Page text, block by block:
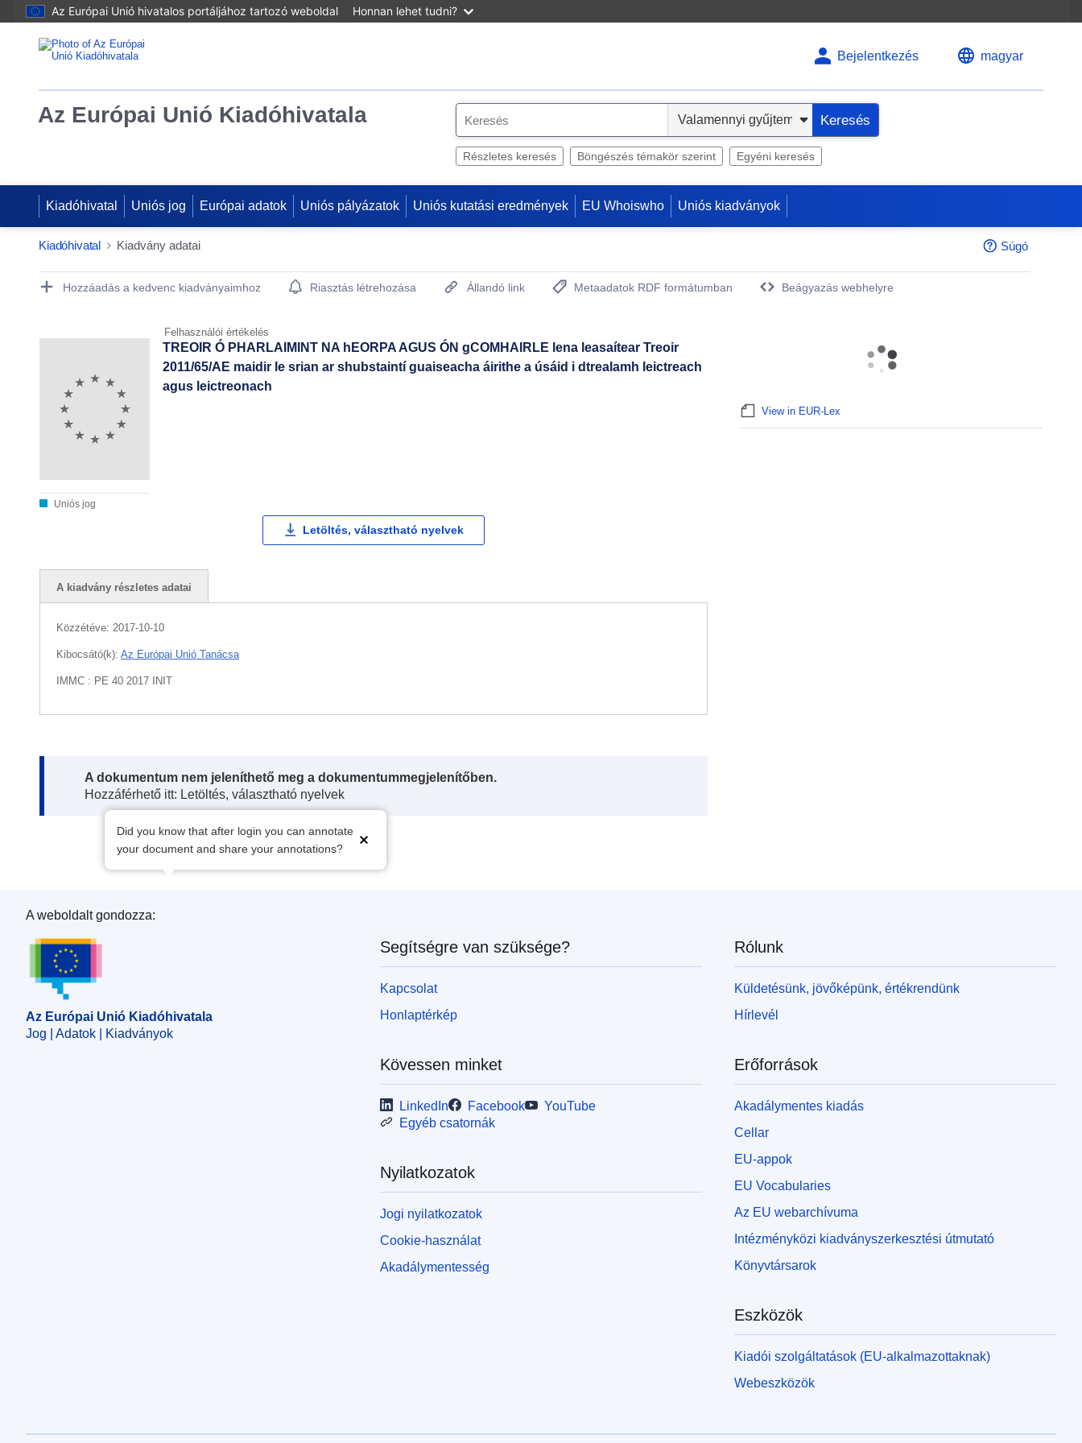
Az Európai Unió hivatalos portáljához tartozó weboldal Honnan lehet tudni?
Bejelentkezés magyar
Az Európai Unió Kiadóhivatala
e
Keresés
Részletes keresés Böngészés témakör szerint Egyéni keresés
Kiadóhivatal Uniós jog Európai adatok Uniós pályázatok Uniós kutatási eredmények EU Whoiswho Uniós kiadványok
Kiadóhivatal Kiadvány adatai Súgó
Publication Detail Actions Portlet
Hozzáadás a kedvenc kiadványaimhoz Riasztás létrehozása Állandó link
Metaadatok RDF formátumban
Beágyazás webhelyre
Felhasználói értékelés
Uniós jog
TREOIR Ó PHARLAIMINT NA hEORPA AGUS ÓN gCOMHAIRLE lena leasaítear Treoir
2011/65/AE maidir le srian ar shubstaintí guaiseacha áirithe a úsáid i dtrealamh leictreach
agus leictreonach
Letöltés, választható nyelvek
A kiadvány részletes adatai
Közzétéve: 2017-10-10
Kibocsátó(k): Az Európai Unió Tanácsa
IMMC : PE 40 2017 INIT
Note:
A dokumentum nem jeleníthető meg a dokumentummegjelenítőben.
Hozzáférhető itt: Letöltés, választható nyelvek
Did you know that after login you can annotate
your document and share your annotations?
View in EUR-Lex
Az Európai Unió Kiadóhivatala
A weboldalt gondozza:
Az Európai Unió Kiadóhivatala
Jog | Adatok | Kiadványok
Segítségre van szüksége?
Kapcsolat
Honlaptérkép
Kövessen minket
LinkedIn Facebook
YouTube
Egyéb csatornák
Nyilatkozatok
Jogi nyilatkozatok
Cookie-használat
Akadálymentesség
Rólunk
Küldetésünk, jövőképünk, értékrendünk
Hírlevél
Erőforrások
Akadálymentes kiadás
Cellar
EU-appok
EU Vocabularies
Az EU webarchívuma
Intézményközi kiadványszerkesztési útmutató
Könyvtársarok
Eszközök
Kiadói szolgáltatások (EU-alkalmazottaknak)
Webeszközök